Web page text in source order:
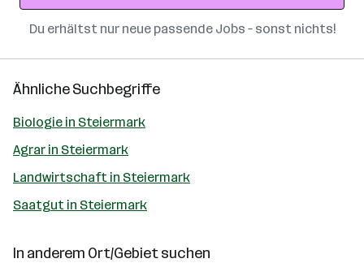
Du erhältst nur neue passende Jobs – sonst nichts!
Ähnliche Suchbegriffe
Biologie in Steiermark
Agrar in Steiermark
Landwirtschaft in Steiermark
Saatgut in Steiermark
In anderem Ort/Gebiet suchen